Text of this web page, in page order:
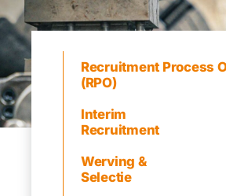
Recruitment Process
(RPO)
Interim
Recruitment
Werving &
Selectie